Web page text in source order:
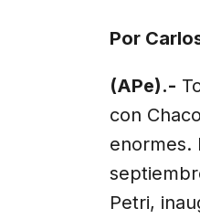
Por
(APe).-
con
enormes.
Petri,